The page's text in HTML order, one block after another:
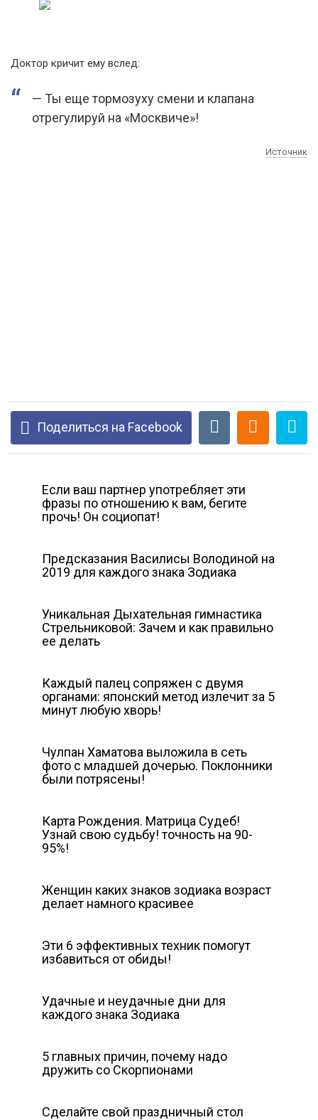
Доктор кричит ему вслед:
— Ты еще тормозуху смени и клапана
отрегулируй на «Москвиче»!
Источник
Поделиться на Facebook
Если ваш партнер употребляет эти
фразы по отношению к вам, бегите
прочь! Он социопат!
Предсказания Василисы Володиной на
2019 для каждого знака Зодиака
Уникальная Дыхательная гимнастика
Стрельниковой: Зачем и как правильно
ее делать
Каждый палец сопряжен с двумя
органами: японский метод излечит за 5
минут любую хворь!
Чулпан Хаматова выложила в сеть
фото с младшей дочерью. Поклонники
были потрясены!
Карта Рождения. Матрица Судеб!
Узнай свою судьбу! точность на 90-
95%!
Женщин каких знаков зодиака возраст
делает намного красивее
Эти 6 эффективных техник помогут
избавиться от обиды!
Удачные и неудачные дни для
каждого знака Зодиака
5 главных причин, почему надо
дружить со Скорпионами
Сделайте свой праздничный стол